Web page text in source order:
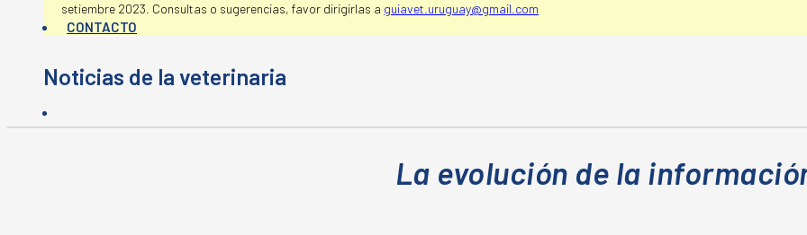
CONTACTO
setiembre 2023. Consultas o sugerencias, favor dirigirlas a guiavet.uruguay@gmail.com
La evolución de la